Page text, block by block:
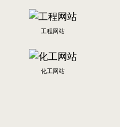
工程网站
化工网站